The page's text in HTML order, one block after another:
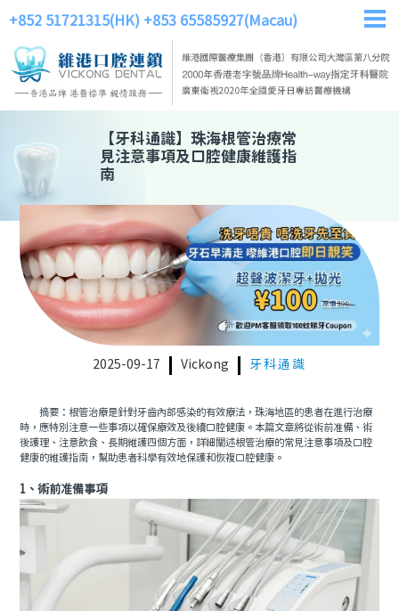
+852 51721315(HK) +853 65585927(Macau)
【牙科通識】 珠海根管治療常
見注意事項及口腔健康維護指
南
2025-09-17 Vickong 牙科通識
摘要：根管治療是針對牙齒內部感染的有效療法，珠海地區的患者在進行治療
時，應特別注意一些事項以確保療效及後續口腔健康。本篇文章將從術前准備、術
後護理、注意飲食、長期維護四個方面，詳細闡述根管治療的常見注意事項及口腔
健康的維護指南，幫助患者科學有效地保護和恢複口腔健康。
1、術前准備事項